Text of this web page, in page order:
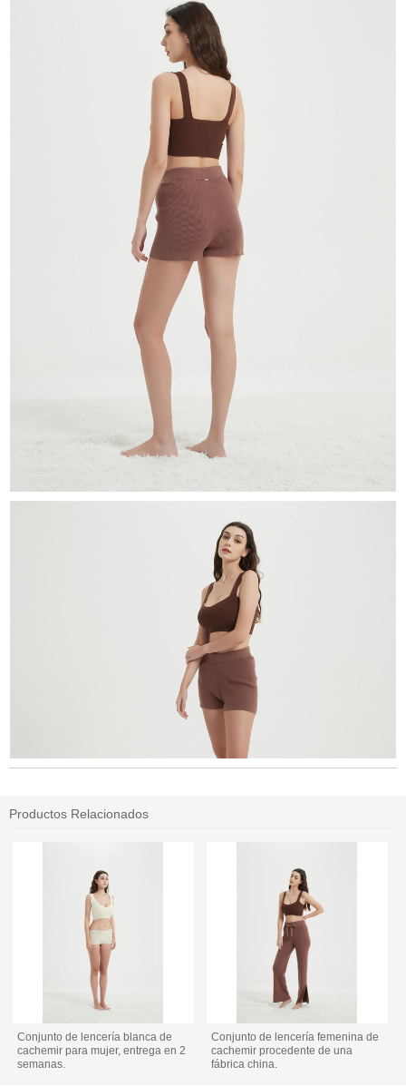
Productos Relacionados
Conjunto de lencería blanca de
cachemir para mujer, entrega en 2
semanas.
Conjunto de lencería femenina de
cachemir procedente de una
fábrica china.